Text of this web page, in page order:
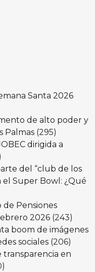
Santa 2026
de alto poder y
Palmas (295)
dirigida a
del “club de los
el Super Bowl: ¿Qué
Pensiones
2026 (243)
boom de imágenes
sociales (206)
transparencia en